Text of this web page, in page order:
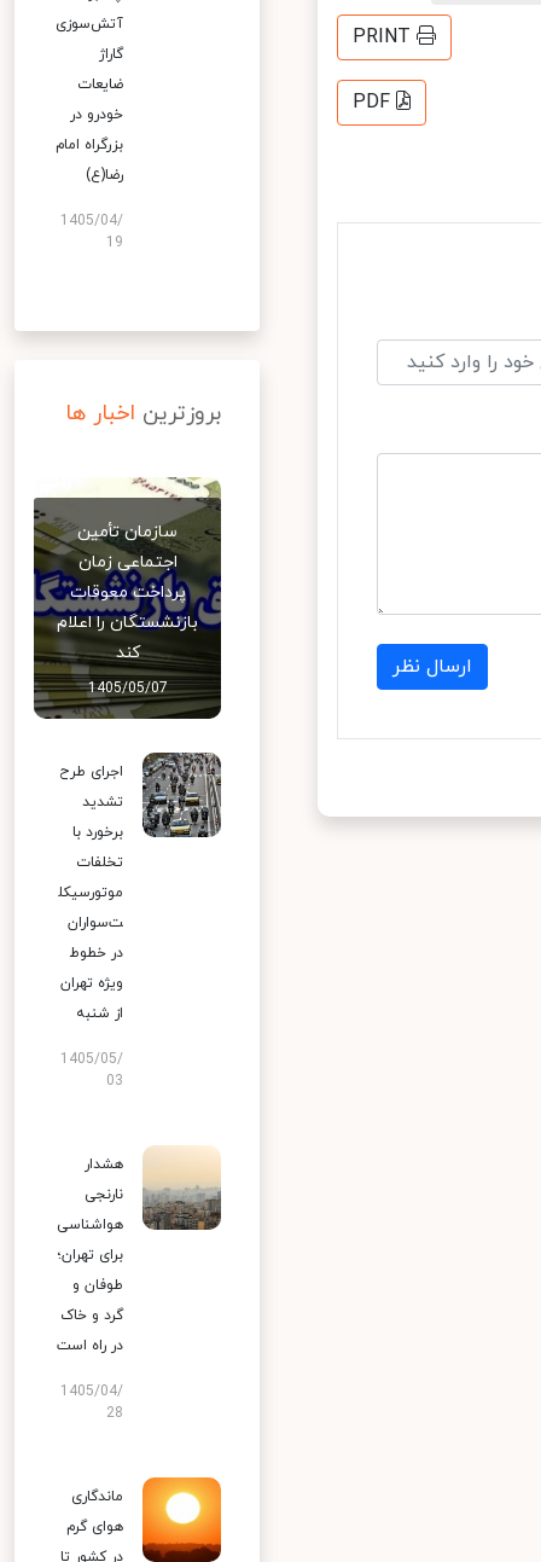
PRINT
PDF
ارسال نظر
آتش‌سوزی
گاراژ
ضایعات
خودرو در
بزرگراه امام
رضا(ع)
1405/04/
19
بروزترین اخبار ها
سازمان تأمین
اجتماعی زمان
پرداخت معوقات
بازنشستگان را اعلام
کند
1405/05/07
اجرای طرح
تشدید
برخورد با
تخلفات
موتورسیکل
ت‌سواران
در خطوط
ویژه تهران
از شنبه
1405/05/
03
هشدار
نارنجی
هواشناسی
برای تهران؛
طوفان و
گرد و خاک
در راه است
1405/04/
28
ماندگاری
هوای گرم
در کشور تا